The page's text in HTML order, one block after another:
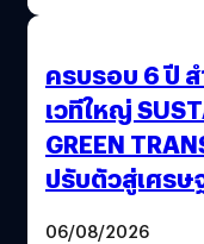
ครบรอบ 6 ปี ส
เวทีใหญ่
GREEN
ปรับตัวสู่เศรษ
06/08/2026